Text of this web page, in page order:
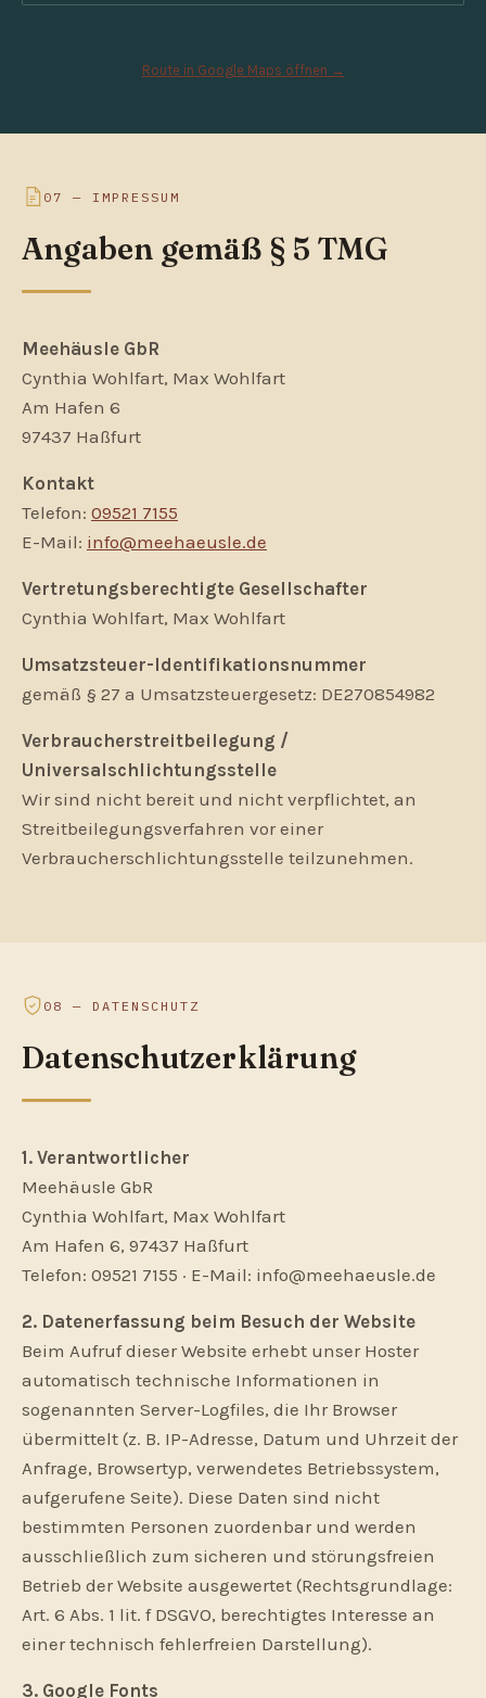
Route in Google Maps öffnen →
07 — IMPRESSUM
Angaben gemäß § 5 TMG
Meehäusle GbR
Cynthia Wohlfart, Max Wohlfart
Am Hafen 6
97437 Haßfurt
Kontakt
Telefon: 09521 7155
E-Mail: info@meehaeusle.de
Vertretungsberechtigte Gesellschafter
Cynthia Wohlfart, Max Wohlfart
Umsatzsteuer-Identifikationsnummer
gemäß § 27 a Umsatzsteuergesetz: DE270854982
Verbraucherstreitbeilegung /
Universalschlichtungsstelle
Wir sind nicht bereit und nicht verpflichtet, an
Streitbeilegungsverfahren vor einer
Verbraucherschlichtungsstelle teilzunehmen.
08 — DATENSCHUTZ
Datenschutzerklärung
1. Verantwortlicher
Meehäusle GbR
Cynthia Wohlfart, Max Wohlfart
Am Hafen 6, 97437 Haßfurt
Telefon: 09521 7155 · E-Mail: info@meehaeusle.de
2. Datenerfassung beim Besuch der Website
Beim Aufruf dieser Website erhebt unser Hoster
automatisch technische Informationen in
sogenannten Server-Logfiles, die Ihr Browser
übermittelt (z. B. IP-Adresse, Datum und Uhrzeit der
Anfrage, Browsertyp, verwendetes Betriebssystem,
aufgerufene Seite). Diese Daten sind nicht
bestimmten Personen zuordenbar und werden
ausschließlich zum sicheren und störungsfreien
Betrieb der Website ausgewertet (Rechtsgrundlage:
Art. 6 Abs. 1 lit. f DSGVO, berechtigtes Interesse an
einer technisch fehlerfreien Darstellung).
3. Google Fonts